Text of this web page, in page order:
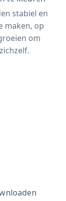
stabiel en
maken, op
om